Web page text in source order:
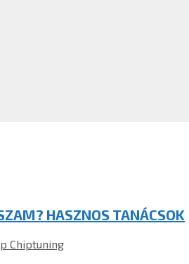
HASZNOS TANÁCSOK
Chiptuning